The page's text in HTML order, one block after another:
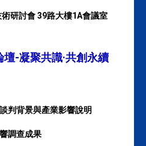
研討會 39路大樓1A會議室
-凝聚共識·共創永續
判背景與產業影響說明
調查成果